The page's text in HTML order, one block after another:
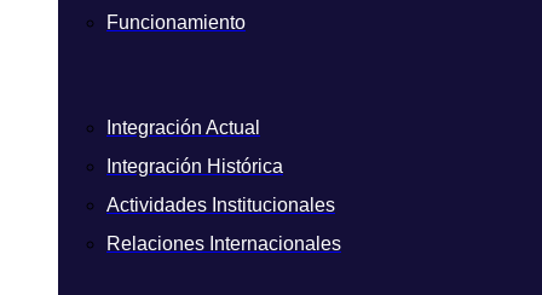
Funcionamiento
Integración Actual
Integración Histórica
Actividades Institucionales
Relaciones Internacionales